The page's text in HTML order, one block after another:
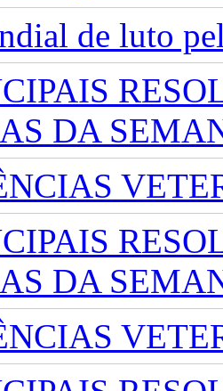
de luto
DA
DA